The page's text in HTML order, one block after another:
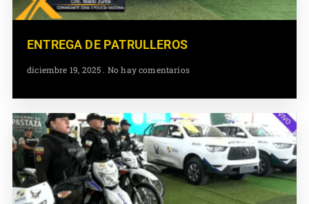
ENTREGA DE PATRULLEROS
diciembre 19, 2025 No hay comentarios